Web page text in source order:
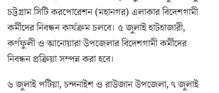
চট্টগ্রাম সিটি করপোরেশন (মহানগর) এলাকার বিদেশগামী
কর্মীদের নিবন্ধন কার্যক্রম চলবে। ৫ জুলাই হাটহাজারী,
কর্ণফুলী ও আনোয়ারা উপজেলার বিদেশগামী কর্মীদের
নিবন্ধন প্রক্রিয়া সম্পন্ন করা হবে।
৬ জুলাই পটিয়া, চন্দনাইশ ও রাউজান উপজেলা, ৭ জুলাই